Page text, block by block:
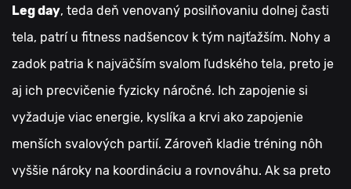
Leg day, teda deň venovaný posilňovaniu dolnej časti
tela, patrí u fitness nadšencov k tým najťažším. Nohy a
zadok patria k najväčším svalom ľudského tela, preto je
aj ich precvičenie fyzicky náročné. Ich zapojenie si
vyžaduje viac energie, kyslíka a krvi ako zapojenie
menších svalových partií. Zároveň kladie tréning nôh
vyššie nároky na koordináciu a rovnováhu. Ak sa preto